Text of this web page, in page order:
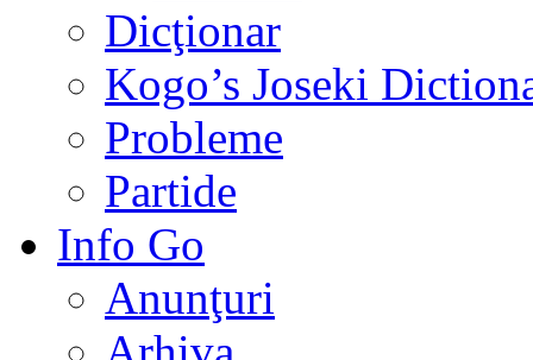
Dicţionar
Kogo’s Joseki
Probleme
Partide
Info Go
Anunţuri